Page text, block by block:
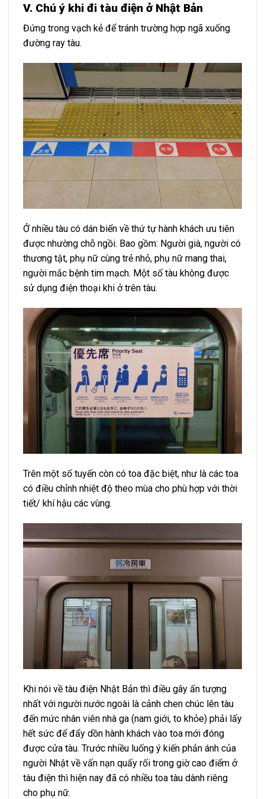
V. Chú ý khi đi tàu điện ở Nhật Bản
Đứng trong vạch kẻ để tránh trường hợp ngã xuống
đường ray tàu.
Ở nhiều tàu có dán biển về thứ tự hành khách ưu tiên
được nhường chỗ ngồi. Bao gồm: Người già, người có
thương tật, phụ nữ cùng trẻ nhỏ, phụ nữ mang thai,
người mắc bệnh tim mạch. Một số tàu không được
sử dụng điện thoại khi ở trên tàu.
Trên một số tuyến còn có toa đặc biệt, như là các toa
có điều chỉnh nhiệt độ theo mùa cho phù hợp với thời
tiết/ khí hậu các vùng.
Khi nói về tàu điện Nhật Bản thì điều gây ấn tượng
nhất với người nước ngoài là cảnh chen chúc lên tàu
đến mức nhân viên nhà ga (nam giới, to khỏe) phải lấy
hết sức để đẩy dồn hành khách vào toa mới đóng
được cửa tàu. Trước nhiều luống ý kiến phản ánh của
người Nhật về vấn nạn quấy rối trong giờ cao điểm ở
tàu điện thì hiện nay đã có nhiều toa tàu dành riêng
cho phụ nữ.